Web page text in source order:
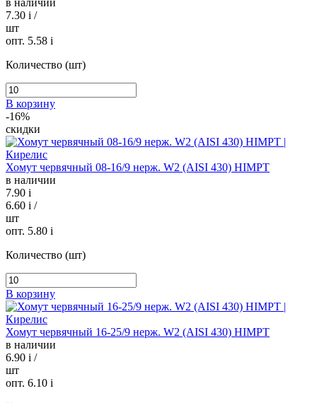
в наличии
7.30 i /
шт
опт. 5.58 i
Количество (шт)
В корзину
-16%
скидки
Хомут червячный 08-16/9 нерж. W2 (AISI 430) HIMPT
в наличии
7.90 i
6.60 i /
шт
опт. 5.80 i
Количество (шт)
В корзину
Хомут червячный 16-25/9 нерж. W2 (AISI 430) HIMPT
в наличии
6.90 i /
шт
опт. 6.10 i